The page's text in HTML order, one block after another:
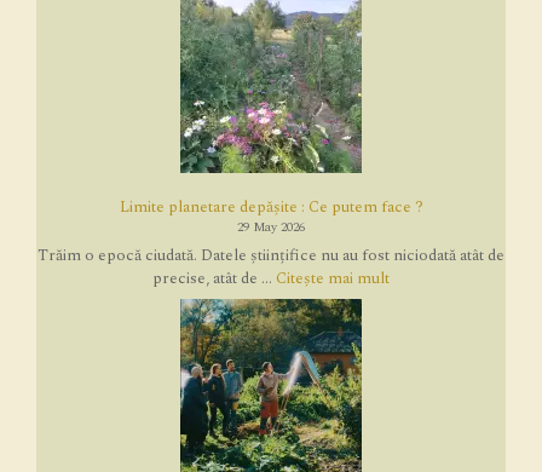
Limite planetare depășite : Ce putem face ?
29 May 2026
Trăim o epocă ciudată. Datele științifice nu au fost niciodată atât de
precise, atât de ... Citește mai mult